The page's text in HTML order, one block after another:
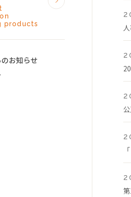
products
お知らせ